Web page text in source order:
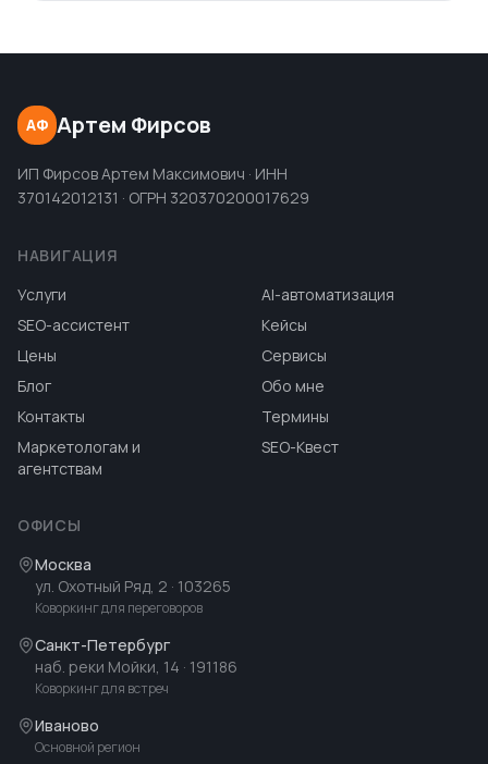
АФ Артем Фирсов
ИП Фирсов Артем Максимович · ИНН
370142012131 · ОГРН 320370200017629
НАВИГАЦИЯ
Услуги
AI-автоматизация
SEO-ассистент
Кейсы
Цены
Сервисы
Блог
Обо мне
Контакты
Термины
Маркетологам и
агентствам
SEO-Квест
ОФИСЫ
Москва
ул. Охотный Ряд, 2 · 103265
Коворкинг для переговоров
Санкт-Петербург
наб. реки Мойки, 14 · 191186
Коворкинг для встреч
Иваново
Основной регион